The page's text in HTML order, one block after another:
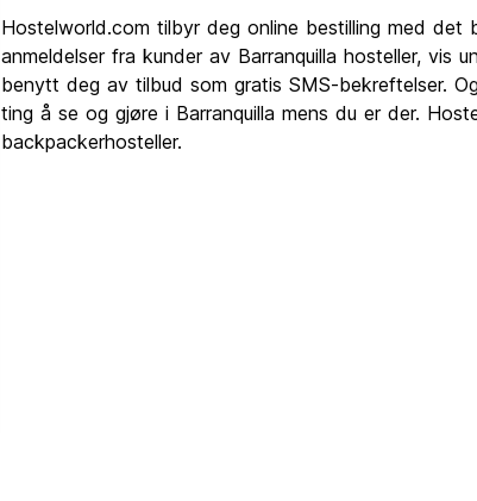
Hostelworld.com tilbyr deg online bestilling med det
anmeldelser fra kunder av Barranquilla hosteller, vis
benytt deg av tilbud som gratis SMS-bekreftelser.
ting å se og gjøre i Barranquilla mens du er der.
backpackerhosteller.